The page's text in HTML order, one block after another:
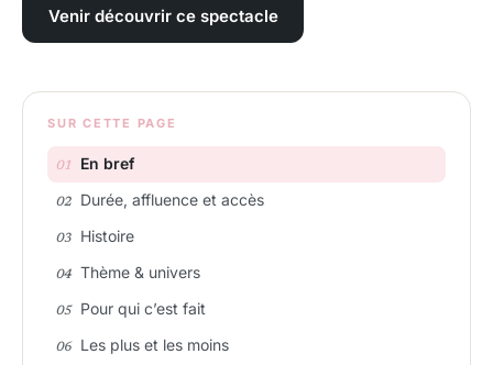
Venir découvrir ce spectacle
SUR CETTE PAGE
En bref
Durée, affluence et accès
Histoire
Thème & univers
Pour qui c’est fait
Les plus et les moins